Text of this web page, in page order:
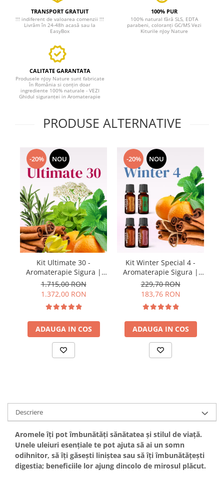
TRANSPORT GRATUIT
!!! indiferent de valoarea comenzii !!!
Livrăm în 24-48h acasă sau la
EasyBox
100% PUR
100% natural fără SLS, EDTA
parabeni, coloranți GC/MS Vezi
Kiturile nJoy Nature
CALITATE GARANTATA
Produsele nJoy Nature sunt fabricate
în România si conțin doar
ingrediente 100% naturale - VEZI
Ghidul siguranței in Aromaterapie
PRODUSE ALTERNATIVE
-20% NOU
Kit Ultimate 30 -
Aromaterapie Sigura |
nJoy Nature
1.715,00 RON
1.372,00 RON
ADAUGA IN COS
-20% NOU
Kit Winter Special 4 -
Aromaterapie Sigura |
nJoy Nature
229,70 RON
183,76 RON
ADAUGA IN COS
Descriere
Aromele îți pot îmbunătăți sănătatea și stilul de viață.
Unele uleiuri esențiale te pot ajuta să ai un somn
odihnitor, să îți găsești liniștea sau să îți îmbunătățești
digestia; beneficiile lor ajung dincolo de mirosul plăcut.